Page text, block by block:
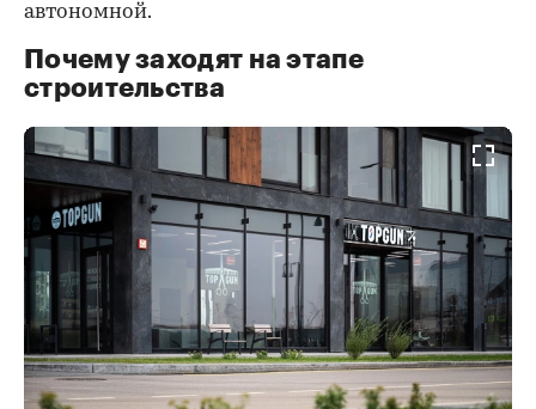
автономной.
Почему заходят на этапе
строительства